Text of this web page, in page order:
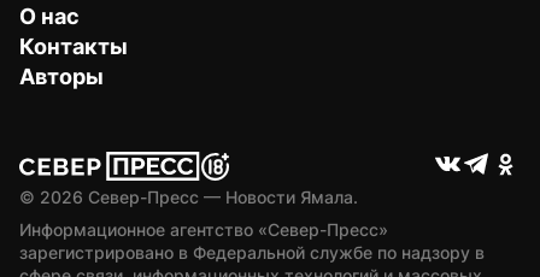
О нас
Контакты
Авторы
© 2026 Север-Пресс — Новости Ямала.
Информационное агентство «Север-Пресс»
зарегистрировано в Федеральной службе по надзору в